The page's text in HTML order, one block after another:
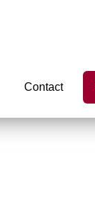
Contact